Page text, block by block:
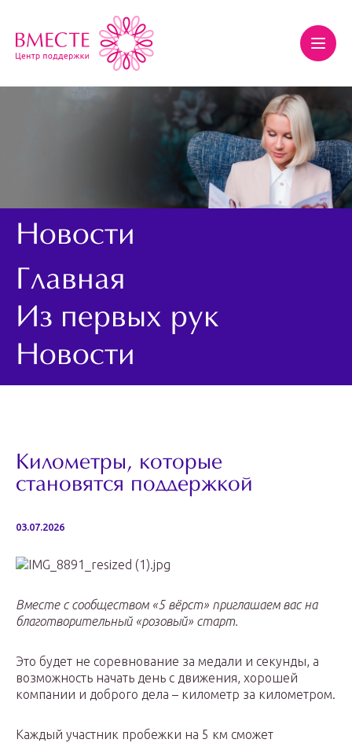
Новости
Главная
Из первых рук
Новости
Километры, которые
становятся поддержкой
03.07.2026
Вместе с сообществом «5 вёрст» приглашаем вас на
благотворительный «розовый» старт.
Это будет не соревнование за медали и секунды, а
возможность начать день с движения, хорошей
компании и доброго дела – километр за километром.
Каждый участник пробежки на 5 км сможет